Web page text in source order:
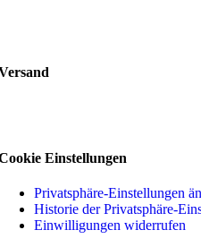
Einstellungen
Privatsphäre-Einstellungen
Historie der Privatsphäre-
Einwilligungen widerrufen